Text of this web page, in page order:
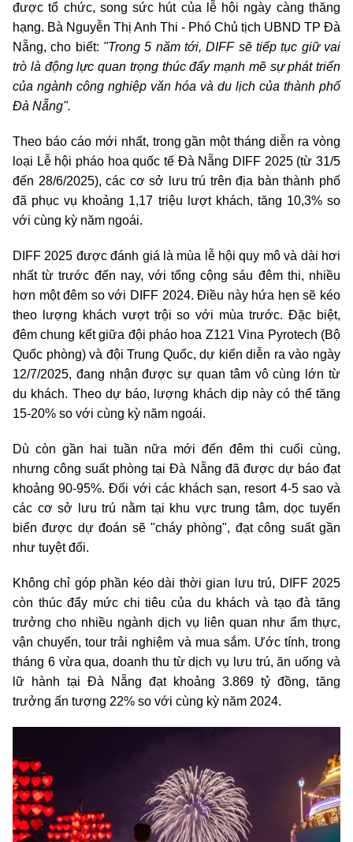
được tổ chức, song sức hút của lễ hội ngày càng thăng
hạng. Bà Nguyễn Thị Anh Thi - Phó Chủ tịch UBND TP Đà
Nẵng, cho biết: "Trong 5 năm tới, DIFF sẽ tiếp tục giữ vai
trò là động lực quan trọng thúc đẩy mạnh mẽ sự phát triển
của ngành công nghiệp văn hóa và du lịch của thành phố
Đà Nẵng".
Theo báo cáo mới nhất, trong gần một tháng diễn ra vòng
loại Lễ hội pháo hoa quốc tế Đà Nẵng DIFF 2025 (từ 31/5
đến 28/6/2025), các cơ sở lưu trú trên địa bàn thành phố
đã phục vụ khoảng 1,17 triệu lượt khách, tăng 10,3% so
với cùng kỳ năm ngoái.
DIFF 2025 được đánh giá là mùa lễ hội quy mô và dài hơi
nhất từ trước đến nay, với tổng cộng sáu đêm thi, nhiều
hơn một đêm so với DIFF 2024. Điều này hứa hẹn sẽ kéo
theo lượng khách vượt trội so với mùa trước. Đặc biệt,
đêm chung kết giữa đội pháo hoa Z121 Vina Pyrotech (Bộ
Quốc phòng) và đội Trung Quốc, dự kiến diễn ra vào ngày
12/7/2025, đang nhận được sự quan tâm vô cùng lớn từ
du khách. Theo dự báo, lượng khách dịp này có thể tăng
15-20% so với cùng kỳ năm ngoái.
Dù còn gần hai tuần nữa mới đến đêm thi cuối cùng,
nhưng công suất phòng tại Đà Nẵng đã được dự báo đạt
khoảng 90-95%. Đối với các khách sạn, resort 4-5 sao và
các cơ sở lưu trú nằm tại khu vực trung tâm, dọc tuyến
biển được dự đoán sẽ "cháy phòng", đạt công suất gần
như tuyệt đối.
Không chỉ góp phần kéo dài thời gian lưu trú, DIFF 2025
còn thúc đẩy mức chi tiêu của du khách và tạo đà tăng
trưởng cho nhiều ngành dịch vụ liên quan như ẩm thực,
vận chuyển, tour trải nghiệm và mua sắm. Ước tính, trong
tháng 6 vừa qua, doanh thu từ dịch vụ lưu trú, ăn uống và
lữ hành tại Đà Nẵng đạt khoảng 3.869 tỷ đồng, tăng
trưởng ấn tượng 22% so với cùng kỳ năm 2024.